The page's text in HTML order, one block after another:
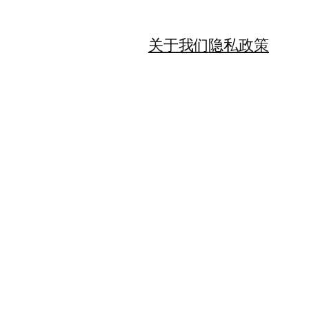
关于我们隐私政策